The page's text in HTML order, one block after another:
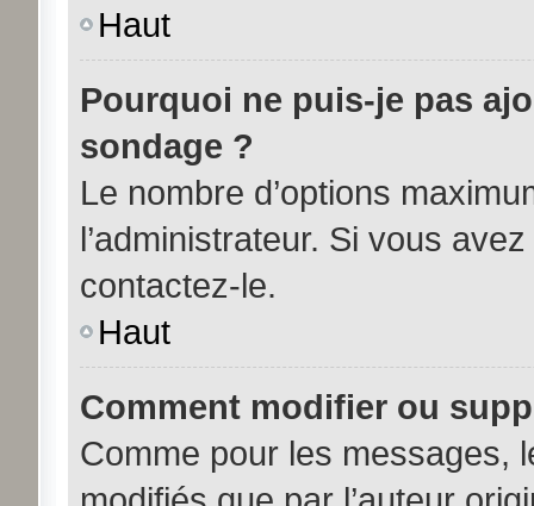
Haut
Pourquoi ne puis-je pas
sondage ?
Le nombre d’options
l’administrateur. Si vous
contactez-le.
Haut
Comment modifier ou
Comme pour les messages,